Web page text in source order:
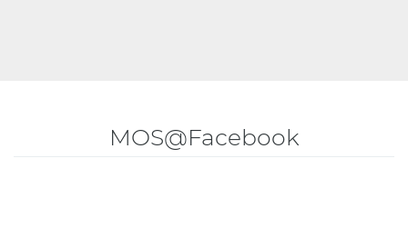
MOS@Facebook